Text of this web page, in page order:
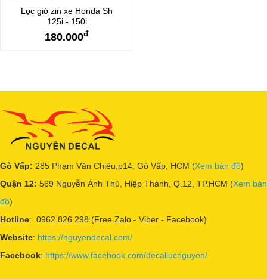
Lọc gió zin xe Honda Sh
125i - 150i
180.000đ
Gò Vấp: 285 Phạm Văn Chiêu,p14, Gò Vấp, HCM (Xem bản đồ)
Quận 12: 569 Nguyễn Ảnh Thủ, Hiệp Thành, Q.12, TP.HCM (Xem bản
đồ)
Hotline: 0962 826 298 (Free Zalo - Viber - Facebook)
Website: https://nguyendecal.com/
Facebook: https://www.facebook.com/decallucnguyen/